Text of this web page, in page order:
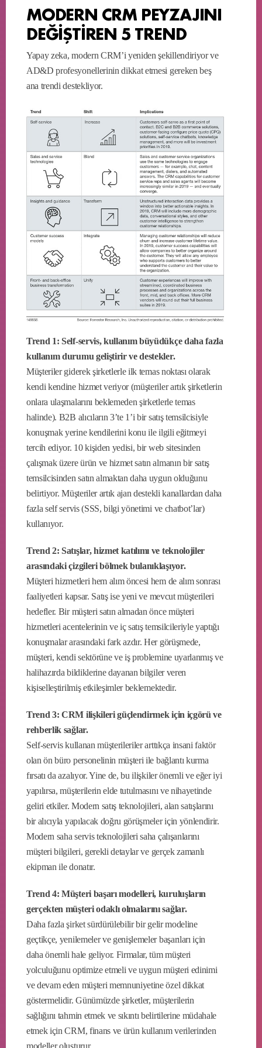
MODERN CRM PEYZAJINI
DEĞİŞTİREN 5 TREND
Yapay zeka, modern CRM’i yeniden şekillendiriyor ve
AD&D profesyonellerinin dikkat etmesi gereken beş
ana trendi destekliyor.
Trend 1: Self-servis, kullanım büyüdükçe daha fazla
kullanım durumu geliştirir ve destekler.
Müşteriler giderek şirketlerle ilk temas noktası olarak
kendi kendine hizmet veriyor (müşteriler artık şirketlerin
onlara ulaşmalarını beklemeden şirketlerle temas
halinde). B2B alıcıların 3’te 1’i bir satış temsilcisiyle
konuşmak yerine kendilerini konu ile ilgili eğitmeyi
tercih ediyor. 10 kişiden yedisi, bir web sitesinden
çalışmak üzere ürün ve hizmet satın almanın bir satış
temsilcisinden satın almaktan daha uygun olduğunu
belirtiyor. Müşteriler artık ajan destekli kanallardan daha
fazla self servis (SSS, bilgi yönetimi ve chatbot’lar)
kullanıyor.
Trend 2: Satışlar, hizmet katılımı ve teknolojiler
arasındaki çizgileri bölmek bulanıklaşıyor.
Müşteri hizmetleri hem alım öncesi hem de alım sonrası
faaliyetleri kapsar. Satış ise yeni ve mevcut müşterileri
hedefler. Bir müşteri satın almadan önce müşteri
hizmetleri acentelerinin ve iç satış temsilcileriyle yaptığı
konuşmalar arasındaki fark azdır. Her görüşmede,
müşteri, kendi sektörüne ve iş problemine uyarlanmış ve
halihazırda bildiklerine dayanan bilgiler veren
kişiselleştirilmiş etkileşimler beklemektedir.
Trend 3: CRM ilişkileri güçlendirmek için içgörü ve
rehberlik sağlar.
Self-servis kullanan müşterileriler arttıkça insani faktör
olan ön büro personelinin müşteri ile bağlantı kurma
fırsatı da azalıyor. Yine de, bu ilişkiler önemli ve eğer iyi
yapılırsa, müşterilerin elde tutulmasını ve nihayetinde
geliri etkiler. Modern satış teknolojileri, alan satışlarını
bir alıcıyla yapılacak doğru görüşmeler için yönlendirir.
Modern saha servis teknolojileri saha çalışanlarını
müşteri bilgileri, gerekli detaylar ve gerçek zamanlı
ekipman ile donatır.
Trend 4: Müşteri başarı modelleri, kuruluşların
gerçekten müşteri odaklı olmalarını sağlar.
Daha fazla şirket sürdürülebilir bir gelir modeline
geçtikçe, yenilemeler ve genişlemeler başarıları için
daha önemli hale geliyor. Firmalar, tüm müşteri
yolculuğunu optimize etmeli ve uygun müşteri edinimi
ve devam eden müşteri memnuniyetine özel dikkat
göstermelidir. Günümüzde şirketler, müşterilerin
sağlığını tahmin etmek ve sıkıntı belirtilerine müdahale
etmek için CRM, finans ve ürün kullanım verilerinden
modeller oluşturur.